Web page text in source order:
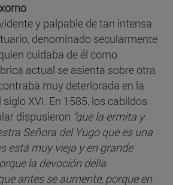
y palpable de tan intensa
denominado secularmente
cuidaba de él como
actual se asienta sobre otra
muy deteriorada en la
XVI. En 1585, los cabildos
dispusieron “que la ermita y
Señora del Yugo que es una
está muy vieja y en grande
la devoción della
antes se aumente, porque en